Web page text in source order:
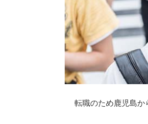
転職のため鹿児島か